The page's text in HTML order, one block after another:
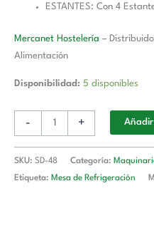
ESTANTES: Con 4
Mercanet Hostelería –
Alimentación
Disponibilidad: 5 disponibles
- +
SKU: SD-48 Categoría:
Etiqueta: Mesa de Refrigeración